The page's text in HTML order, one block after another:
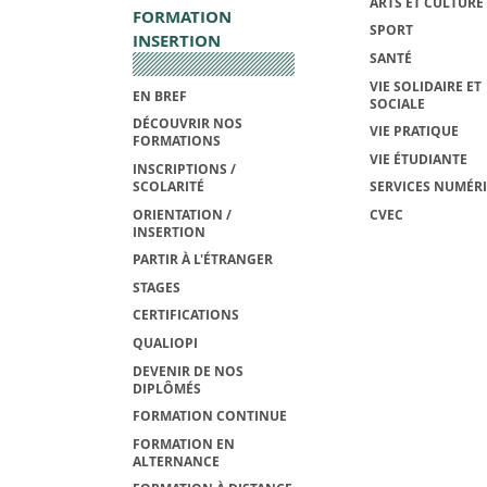
FORMATION
INSERTION
EN BREF
DÉCOUVRIR NOS
FORMATIONS
INSCRIPTIONS /
SCOLARITÉ
ORIENTATION /
INSERTION
PARTIR À L'ÉTRANGER
STAGES
CERTIFICATIONS
QUALIOPI
DEVENIR DE NOS
DIPLÔMÉS
FORMATION CONTINUE
FORMATION EN
ALTERNANCE
SPORT
SANTÉ
VIE SOLIDAIRE ET
SOCIALE
VIE PRATIQUE
VIE ÉTUDIANTE
SERVICES
CVEC